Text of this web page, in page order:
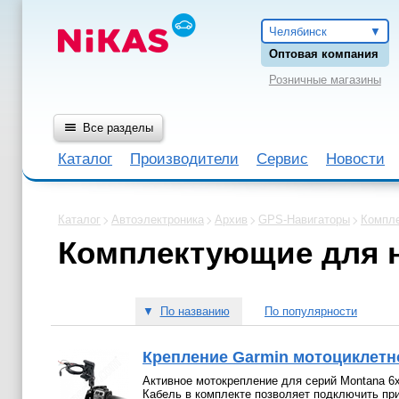
Челябинск
Оптовая компания
Розничные магазины
Все разделы
Каталог Производители Сервис Новости
Каталог Автоэлектроника Архив GPS-Навигаторы
Комплектующие для
▼ По названию По популярности
Крепление Garmin
Активное мотокрепление для серий Montana
Кабель в комплекте позволяет подключить